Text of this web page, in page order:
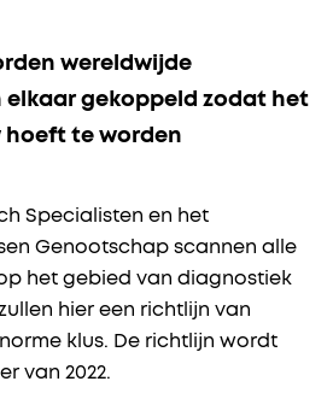
wereldwijde
elkaar gekoppeld zodat het
hoeft te worden
Specialisten en het
Genootschap scannen alle
het gebied van diagnostiek
hier een richtlijn van
klus. De richtlijn wordt
van 2022.